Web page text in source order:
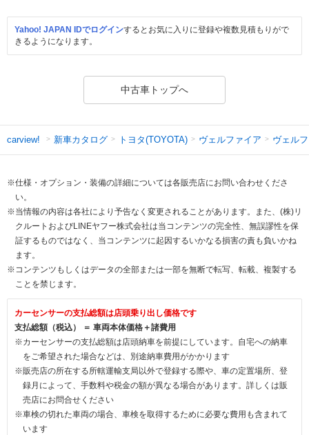
Yahoo! JAPAN IDでログインするとお気に入りに登録や複数見積もりがで
きるようになります。
中古車トップへ
carview! 新車カタログ トヨタ(TOYOTA) ヴェルファイア ヴェル
※仕様・オプション・装備の詳細については各販売店にお問い合わせくださ
い。
※当情報の内容は各社により予告なく変更されることがあります。また、(株)リ
クルートおよびLINEヤフー株式会社は当コンテンツの完全性、無誤謬性を保
証するものではなく、当コンテンツに起因するいかなる損害の責も負いかね
ます。
※コンテンツもしくはデータの全部または一部を無断で転写、転載、複製する
ことを禁じます。
カーセンサーの支払総額は店頭乗り出し価格です
支払総額（税込） ＝ 車両本体価格＋諸費用
※カーセンサーの支払総額は店頭納車を前提にしています。自宅への納車
をご希望された場合などは、別途納車費用がかかります
※販売店の所在する所轄運輸支局以外で登録する際や、車の定置場所、登
録月によって、手数料や税金の額が異なる場合があります。詳しくは販
売店にお問合せください
※車検の切れた車両の場合、車検を取得するために必要な費用も含まれて
います